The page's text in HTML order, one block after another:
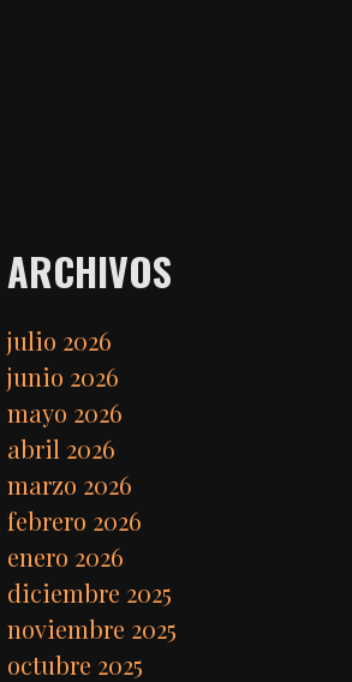
ARCHIVOS
julio 2026
junio 2026
mayo 2026
abril 2026
marzo 2026
febrero 2026
enero 2026
diciembre 2025
noviembre 2025
octubre 2025